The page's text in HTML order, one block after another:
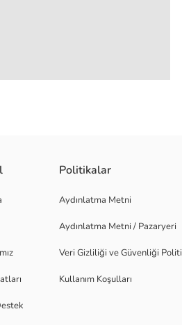
Politikalar
Aydınlatma Metni
Aydınlatma Metni / Pazaryeri
Veri Gizliliği ve Güvenliği
Kullanım Koşulları